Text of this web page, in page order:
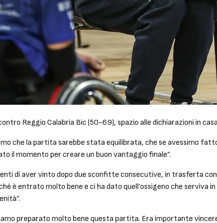
Reggio Calabria Bic (50-69), spazio alle dichiarazioni in
che la partita sarebbe stata equilibrata, che se avessimo
il momento per creare un buon vantaggio finale”.
di aver vinto dopo due sconfitte consecutive, in trasferta
è entrato molto bene e ci ha dato quell’ossigeno che
preparato molto bene questa partita. Era importante